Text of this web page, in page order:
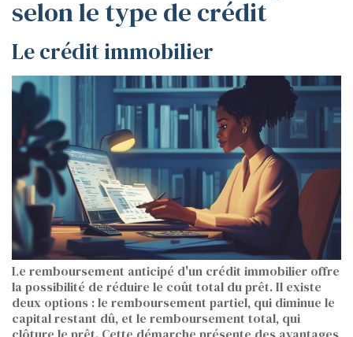
selon le type de crédit
Le crédit immobilier
Le remboursement anticipé d'un crédit immobilier offre
la possibilité de réduire le coût total du prêt. Il existe
deux options : le remboursement partiel, qui diminue le
capital restant dû, et le remboursement total, qui